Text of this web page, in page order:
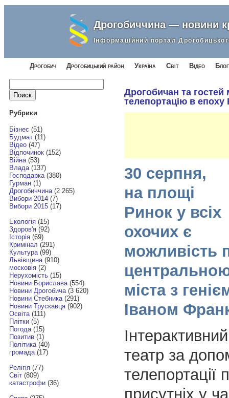
Дрогобиччина — новини
Інформаційний портал
Дрогобич Дрогобицький район Україна Світ Відео
Найти:
Рубрики
Бізнес (51)
Будмат(11)
Відео(47)
Відпочинок(152)
Війна(53)
Влада(137)
Господарка(380)
Гурман(1)
Дрогобиччина(2 265)
Вибори 2014(7)
Вибори 2015(17)
Екологія(15)
Здоров'я(92)
Історія(69)
Кримінал (291)
Культура(99)
Львівщина(910)
московія(2)
Нерухомість(15)
Новини Борислава(554)
Новини Дрогобича(3 620)
Новини Стебника(291)
Новини Трускавця(902)
Освіта(111)
Плітки(5)
Погода(15)
Позитив(1)
Політика(40)
громада(17)
Релігія(77)
Світ(809)
катастрофи(36)
Дрогобичан та
телепортацію в
30 серпня,
на площі
Ринок у всіх
охочих є
можливість
міста з
Іваном
театр за
телепортації
присутніх у